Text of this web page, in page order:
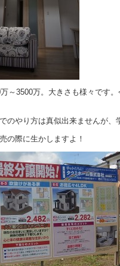
～3500万。大きさも様々です
のやり方は真似出来ませんが、
の際に生かしますよ！